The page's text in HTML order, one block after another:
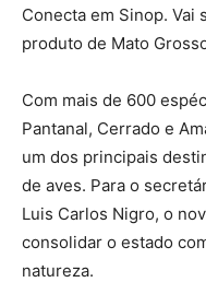
Conecta em Sinop. Vai
produto de Mato
Com mais de 600
Pantanal, Cerrado e
um dos principais
de aves. Para o
Luis Carlos Nigro, o
consolidar o estado
natureza.